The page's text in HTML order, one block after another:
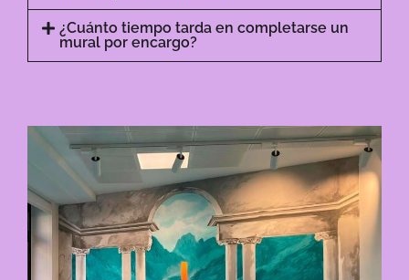
¿Cuánto tiempo tarda en completarse un
mural por encargo?